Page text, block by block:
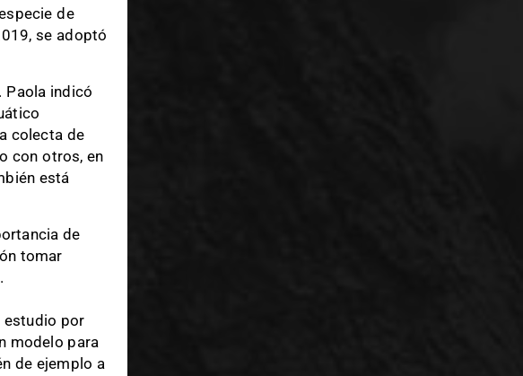
de
se adoptó
Paola indicó
colecta de
con otros, en
está
de
tomar
estudio por
modelo para
de ejemplo a